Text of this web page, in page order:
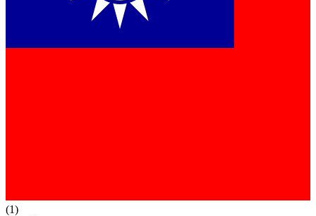
(1)